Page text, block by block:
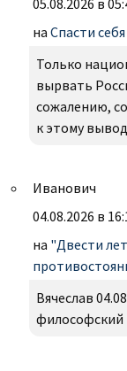
05.08.2026 в
на Спасти
Только
вырвать
сожалению,
к этому
Иванович
04.08.2026 в
на "Двести
Вячеслав
философский